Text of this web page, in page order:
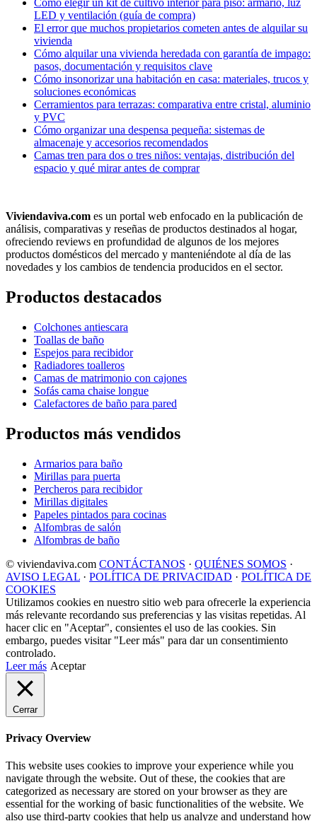
Cómo elegir un kit de cultivo interior para piso: armario, luz
LED y ventilación (guía de compra)
El error que muchos propietarios cometen antes de alquilar su
vivienda
Cómo alquilar una vivienda heredada con garantía de impago:
pasos, documentación y requisitos clave
Cómo insonorizar una habitación en casa: materiales, trucos y
soluciones económicas
Cerramientos para terrazas: comparativa entre cristal, aluminio
y PVC
Cómo organizar una despensa pequeña: sistemas de
almacenaje y accesorios recomendados
Camas tren para dos o tres niños: ventajas, distribución del
espacio y qué mirar antes de comprar
Viviendaviva.com es un portal web enfocado en la publicación de
análisis, comparativas y reseñas de productos destinados al hogar,
ofreciendo reviews en profundidad de algunos de los mejores
productos domésticos del mercado y manteniéndote al día de las
novedades y los cambios de tendencia producidos en el sector.
Productos destacados
Colchones antiescara
Toallas de baño
Espejos para recibidor
Radiadores toalleros
Camas de matrimonio con cajones
Sofás cama chaise longue
Calefactores de baño para pared
Productos más vendidos
Armarios para baño
Mirillas para puerta
Percheros para recibidor
Mirillas digitales
Papeles pintados para cocinas
Alfombras de salón
Alfombras de baño
© viviendaviva.com CONTÁCTANOS · QUIÉNES SOMOS ·
AVISO LEGAL · POLÍTICA DE PRIVACIDAD · POLÍTICA DE
COOKIES
Utilizamos cookies en nuestro sitio web para ofrecerle la experiencia
más relevante recordando sus preferencias y las visitas repetidas. Al
hacer clic en "Aceptar", consientes el uso de las cookies. Sin
embargo, puedes visitar "Leer más" para dar un consentimiento
controlado.
Leer más Aceptar
Cerrar
Privacy Overview
This website uses cookies to improve your experience while you
navigate through the website. Out of these, the cookies that are
categorized as necessary are stored on your browser as they are
essential for the working of basic functionalities of the website. We
also use third-party cookies that help us analyze and understand how